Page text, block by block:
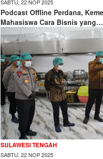
SABTU, 22 NOP 2025
Podcast Offline Perdana,
Mahasiswa Cara Bisnis yang…
SULAWESI TENGAH
SABTU, 22 NOP 2025